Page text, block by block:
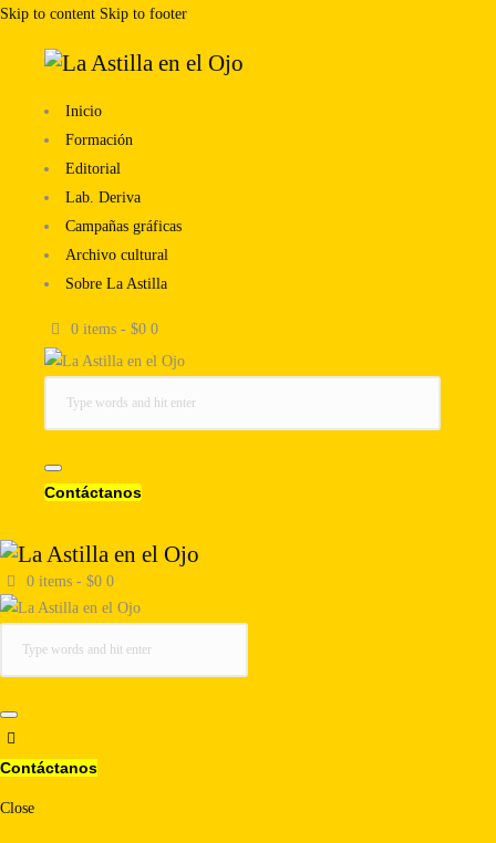
Skip to content Skip to footer
Inicio
Formación
Editorial
Lab. Deriva
Campañas gráficas
Archivo cultural
Sobre La Astilla
0 items- $0 0
Contáctanos
0 items- $0 0
Contáctanos
Close